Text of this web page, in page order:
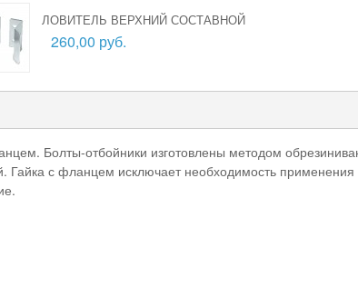
ЛОВИТЕЛЬ ВЕРХНИЙ СОСТАВНОЙ
260,00 руб.
Болты-отбойники изготовлены методом
Гайка с фланцем исключает необходимость